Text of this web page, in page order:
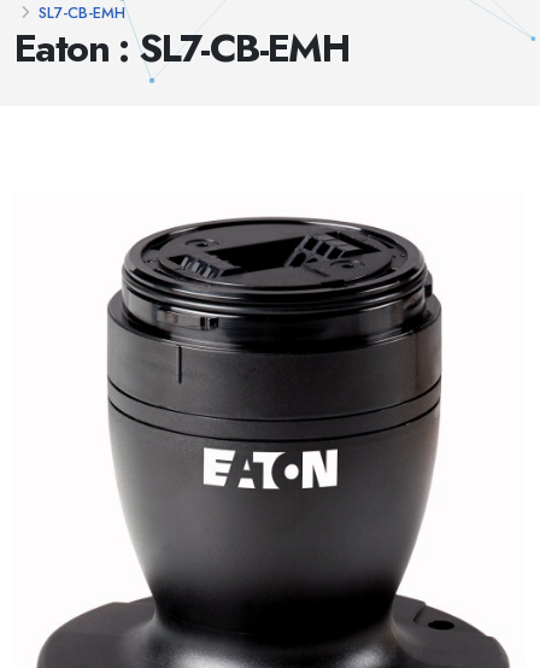
Eaton : SL7-CB-EMH
SL7-CB-EMH